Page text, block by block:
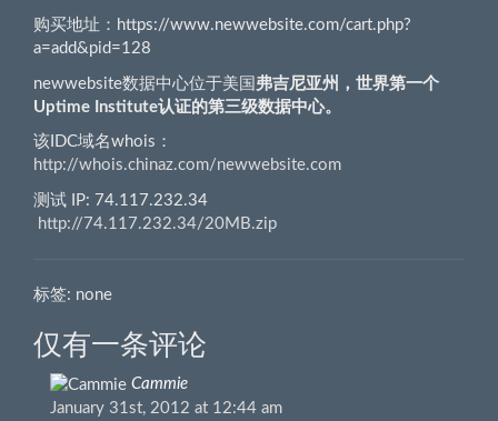
购买地址：https://www.newwebsite.com/cart.php?
a=add&pid=128
newwebsite数据中心位于美国 弗吉尼亚州，世界第一个
Uptime Institute认证的第三级数据中心。
该IDC域名whois：
http://whois.chinaz.com/newwebsite.com
测试 IP: 74.117.232.34
http://74.117.232.34/20MB.zip
标签: none
仅有一条评论
Cammie
January 31st, 2012 at 12:44 am